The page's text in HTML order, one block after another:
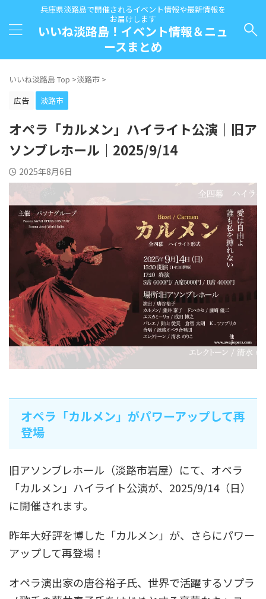
兵庫県淡路島で開催されるイベント情報や最新情報を
お届けします
いいね淡路島！イベント情報＆ニュ
ースまとめ
いいね淡路島 Top >淡路市 >
広告
淡路市
オペラ「カルメン」ハイライト公演｜旧ア
ソンブレホール｜2025/9/14
2025年8月6日
オペラ「カルメン」がパワーアップして再
登場
旧アソンブレホール（淡路市岩屋）にて、オペラ
「カルメン」ハイライト公演が、2025/9/14（日）
に開催されます。
昨年大好評を博した「カルメン」が、さらにパワー
アップして再登場！
オペラ演出家の唐谷裕子氏、世界で活躍するソプラ